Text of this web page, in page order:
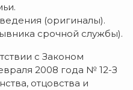
(оригиналы).
срочной службы).
с Законом
2008 года № 12-З
отцовства и